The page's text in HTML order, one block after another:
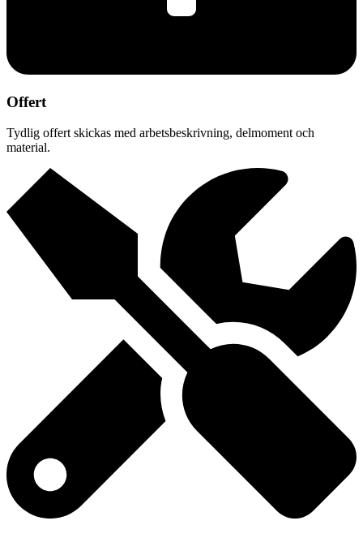
Offert
Tydlig offert skickas med arbetsbeskrivning, delmoment och
material.